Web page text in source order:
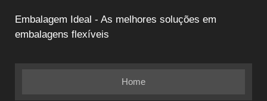
Embalagem Ideal - As melhores soluções em
embalagens flexíveis
Home